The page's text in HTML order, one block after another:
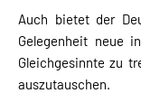
Auch bietet der
Gelegenheit neue
Gleichgesinnte zu
auszutauschen.